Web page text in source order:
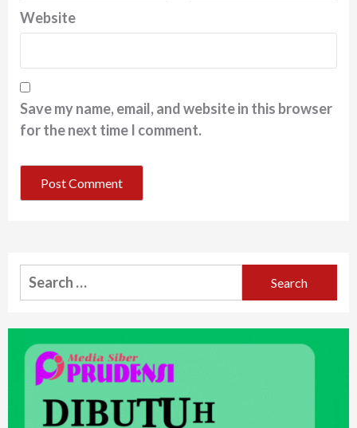
Website
Save my name, email, and website in this browser
for the next time I comment.